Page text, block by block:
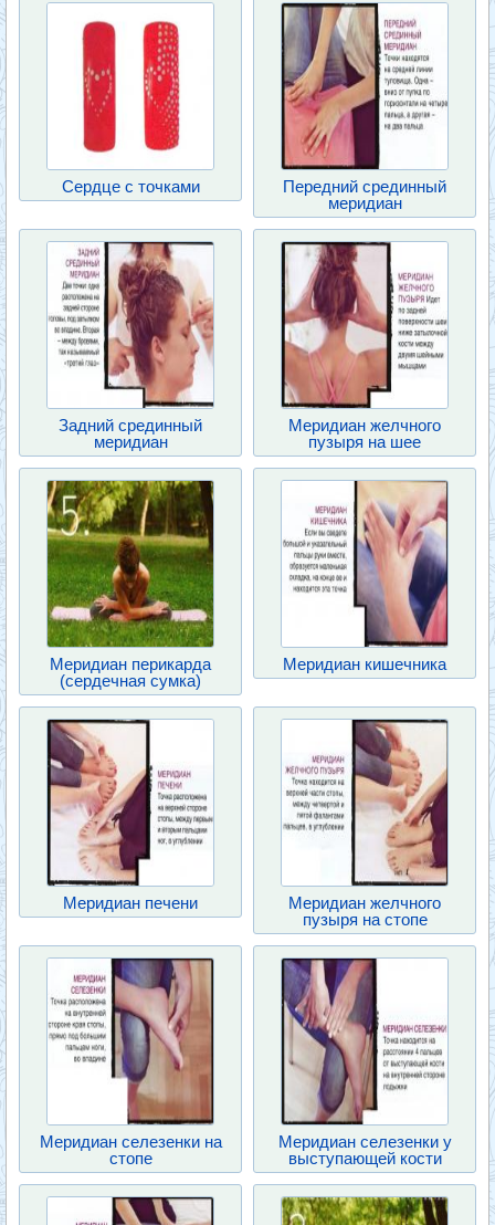
Сердце с точками
Передний срединный
меридиан
Задний срединный
меридиан
Меридиан желчного
пузыря на шее
Меридиан перикарда
(сердечная сумка)
Меридиан кишечника
Меридиан печени
Меридиан желчного
пузыря на стопе
Меридиан селезенки на
стопе
Меридиан селезенки у
выступающей кости